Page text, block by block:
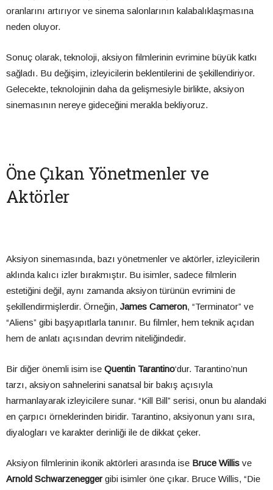
oranlarını artırıyor ve sinema salonlarının kalabalıklaşmasına
neden oluyor.
Sonuç olarak, teknoloji, aksiyon filmlerinin evrimine büyük katkı
sağladı. Bu değişim, izleyicilerin beklentilerini de şekillendiriyor.
Gelecekte, teknolojinin daha da gelişmesiyle birlikte, aksiyon
sinemasının nereye gideceğini merakla bekliyoruz.
Öne Çıkan Yönetmenler ve
Aktörler
Aksiyon sinemasında, bazı yönetmenler ve aktörler, izleyicilerin
aklında kalıcı izler bırakmıştır. Bu isimler, sadece filmlerin
estetiğini değil, aynı zamanda aksiyon türünün evrimini de
şekillendirmişlerdir. Örneğin, James Cameron, “Terminator” ve
“Aliens” gibi başyapıtlarla tanınır. Bu filmler, hem teknik açıdan
hem de anlatı açısından devrim niteliğindedir.
Bir diğer önemli isim ise Quentin Tarantino‘dur. Tarantino’nun
tarzı, aksiyon sahnelerini sanatsal bir bakış açısıyla
harmanlayarak izleyicilere sunar. “Kill Bill” serisi, onun bu alandaki
en çarpıcı örneklerinden biridir. Tarantino, aksiyonun yanı sıra,
diyalogları ve karakter derinliği ile de dikkat çeker.
Aksiyon filmlerinin ikonik aktörleri arasında ise Bruce Willis ve
Arnold Schwarzeneggergibi isimler öne çıkar. Bruce Willis, “Die